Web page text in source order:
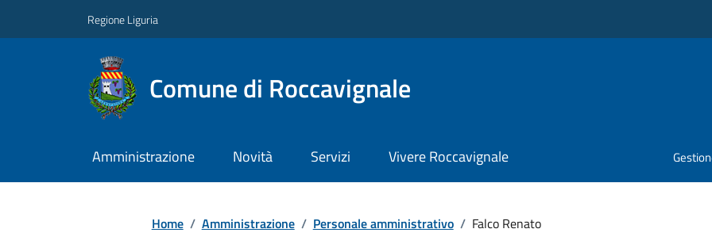
Regione Liguria
Comune di Roccavignale
Amministrazione Novità Servizi Vivere Roccavignale
Home / Amministrazione / Personale amministrativo / Falco Renato